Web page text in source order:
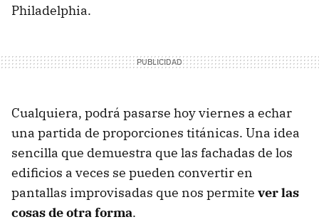
Philadelphia.
Cualquiera, podrá pasarse hoy viernes a echar
una partida de proporciones titánicas. Una idea
sencilla que demuestra que las fachadas de los
edificios a veces se pueden convertir en
pantallas improvisadas que nos permite ver las
cosas de otra forma.